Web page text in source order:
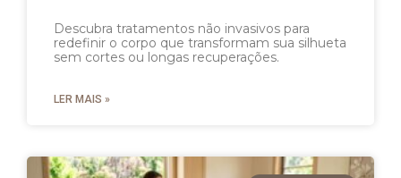
Descubra tratamentos não invasivos para
redefinir o corpo que transformam sua silhueta
sem cortes ou longas recuperações.
LER MAIS »